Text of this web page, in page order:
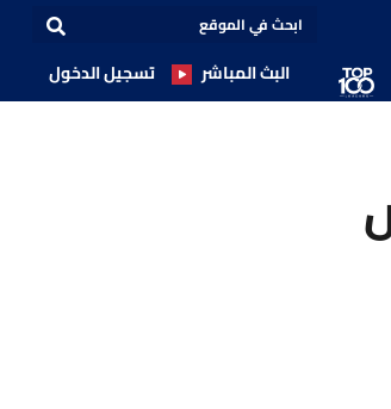
البث المباشر تسجيل الدخول